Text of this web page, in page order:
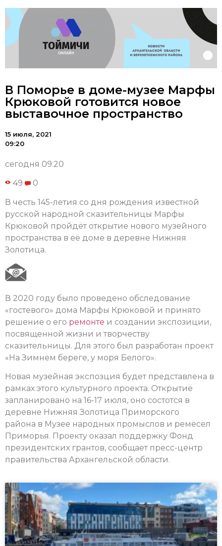
В Поморье в доме-музее Марфы
Крюковой готовится новое
выставочное пространство
15 июля, 2021
09:20
сегодня 09:20
49 0
В честь 145-летия со дня рождения известной
русской народной сказительницы Марфы
Крюковой пройдёт открытие нового музейного
пространства в её доме в деревне Нижняя
Золотица.
В 2020 году было проведено обследование
«гостевого» дома Марфы Крюковой и принято
решение о его ремонте и создании экспозиции,
посвященной жизни и творчеству
сказительницы. Для этого был разработан проект
«На Зимнем береге, у моря Белого».
Новая музейная экспозция будет представлена в
рамках этого культурного проекта. Открытие
запланировано на 16-17 июля, оно состотся в
деревне Нижняя Золотица Приморского
района в Музее народных промыслов и ремёсел
Приморья. Проекту оказал поддержку Фонд
президентских грантов, сообщает пресс-центр
правительства Архангельской области.